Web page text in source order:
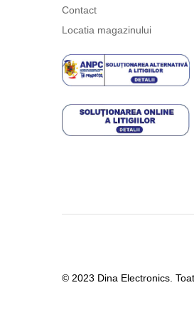
Contact
Locatia magazinului
© 2023 Dina Electronics.